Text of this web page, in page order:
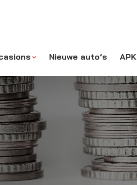
Nieuwe auto’s APK